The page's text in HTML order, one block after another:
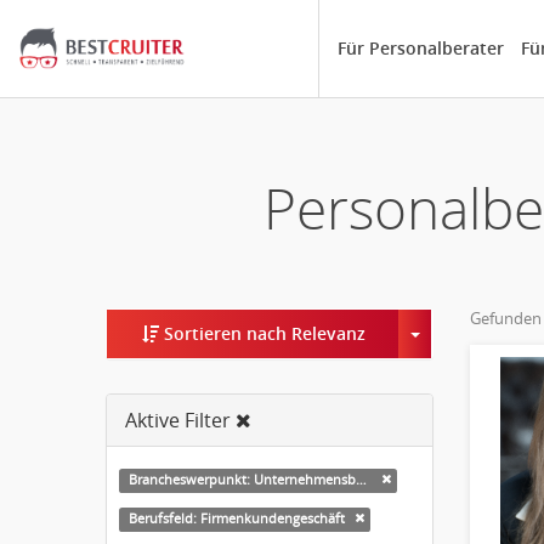
Für Personalberater
Sortieren nach Relevanz Toggle
Aktive Filter
Brancheswerpunkt: Unternehmensberatung
Berufsfeld: Firmenkundengeschäft